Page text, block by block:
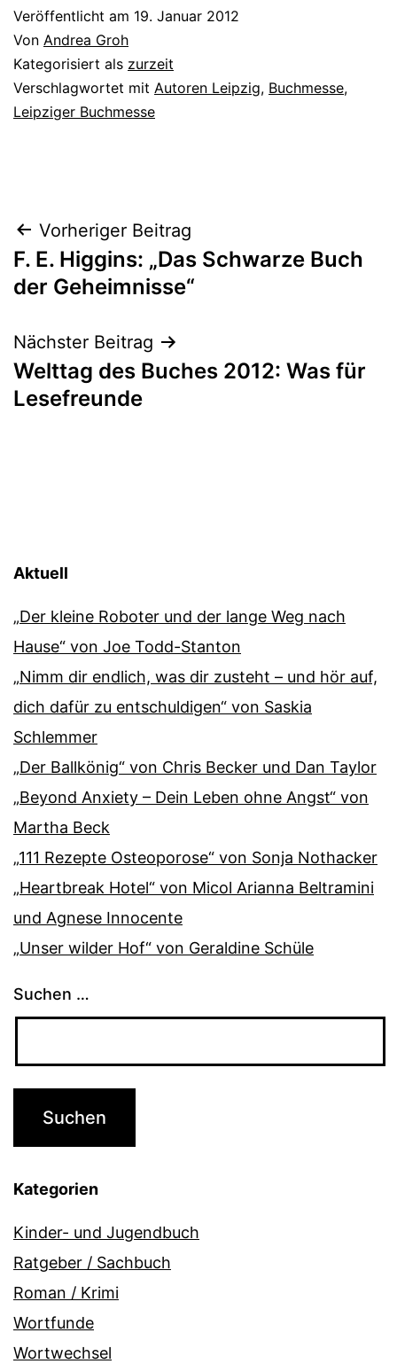
Veröffentlicht am 19. Januar 2012
Von Andrea Groh
Kategorisiert als zurzeit
Verschlagwortet mit Autoren Leipzig, Buchmesse,
Leipziger Buchmesse
Beitragsnavigation
Vorheriger Beitrag
F. E. Higgins: „Das Schwarze Buch
der Geheimnisse“
Nächster Beitrag
Welttag des Buches 2012: Was für
Lesefreunde
Aktuell
„Der kleine Roboter und der lange Weg nach
Hause“ von Joe Todd-Stanton
„Nimm dir endlich, was dir zusteht – und hör auf,
dich dafür zu entschuldigen“ von Saskia
Schlemmer
„Der Ballkönig“ von Chris Becker und Dan Taylor
„Beyond Anxiety – Dein Leben ohne Angst“ von
Martha Beck
„111 Rezepte Osteoporose“ von Sonja Nothacker
„Heartbreak Hotel“ von Micol Arianna Beltramini
und Agnese Innocente
„Unser wilder Hof“ von Geraldine Schüle
Suchen …
Kategorien
Kinder- und Jugendbuch
Ratgeber / Sachbuch
Roman / Krimi
Wortfunde
Wortwechsel